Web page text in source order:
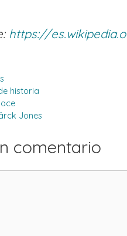
https://
historia
Jones
comentario